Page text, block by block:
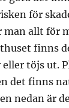
för
man allt för
finns
töjs ut.
det finns
nedan är